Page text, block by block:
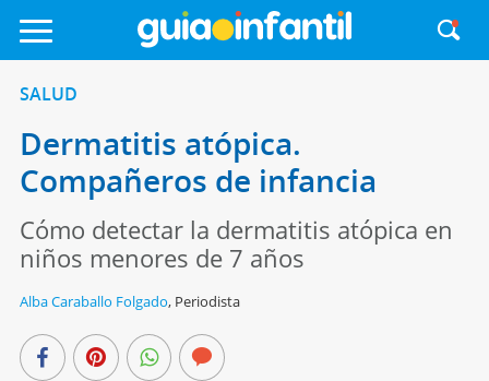
SALUD
Dermatitis atópica.
Compañeros de infancia
Cómo detectar la dermatitis atópica en
niños menores de 7 años
Alba Caraballo Folgado, Periodista